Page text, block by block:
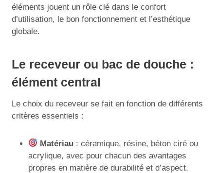
éléments jouent un rôle clé dans le confort
d’utilisation, le bon fonctionnement et l’esthétique
globale.
Le receveur ou bac de douche :
élément central
Le choix du receveur se fait en fonction de différents
critères essentiels :
Matériau : céramique, résine, béton ciré ou
acrylique, avec pour chacun des avantages
propres en matière de durabilité et d’aspect.